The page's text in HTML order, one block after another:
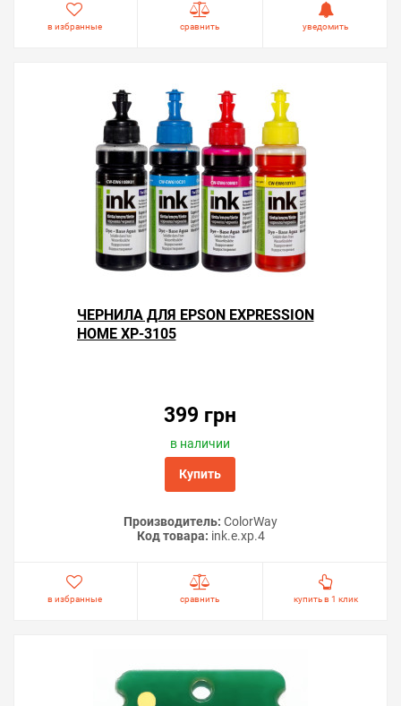
в избранные сравнить уведомить
ЧЕРНИЛА ДЛЯ EPSON EXPRESSION
HOME XP-3105
399 грн
в наличии
Купить
Производитель: ColorWay
Код товара: ink.e.xp.4
в избранные сравнить купить в 1 клик